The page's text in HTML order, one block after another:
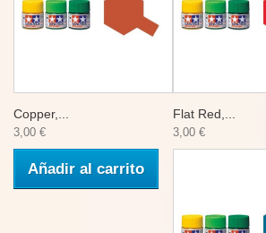
Copper,...
3,00 €
Añadir al carrito
Flat Red,...
3,00 €